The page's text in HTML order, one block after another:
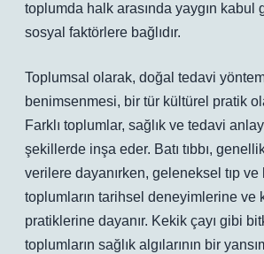
toplumda halk arasında yaygın kabul
sosyal faktörlere bağlıdır.
Toplumsal olarak, doğal tedavi
benimsenmesi, bir tür kültürel pratik
Farklı toplumlar, sağlık ve tedavi
şekillerde inşa eder. Batı tıbbı,
verilere dayanırken, geleneksel tıp ve
toplumların tarihsel deneyimlerine ve
pratiklerine dayanır. Kekik çayı gibi
toplumların sağlık algılarının bir